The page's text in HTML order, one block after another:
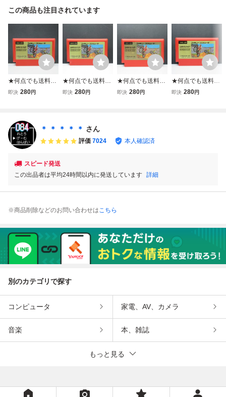
この商品も注目されています
★何点でも送料１
８５円★ エキサイ
済み
即決 280円
★何点でも送料１
８５円★ エキサイ
済み
即決 280円
★何点でも送料１
８５円★ エキサイ
即決 280円
★何点でも送料１
８５円★ ⑱ エキ
即決 280円
＊ ＊ ＊ ＊ ＊ さん
評価 7024 本人確認済
スピード発送
この出品者は平均24時間以内に発送しています 詳細
※商品削除などのお問い合わせはこちら
別のカテゴリで探す
コンピュータ 家電、AV、カメラ
音楽 本、雑誌
もっと見る